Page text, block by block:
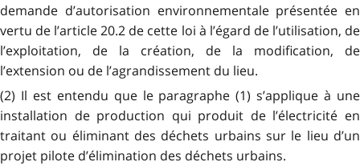
demande d’autorisation environnementale présentée en
vertu de l’article 20.2 de cette loi à l’égard de l’utilisation, de
l’exploitation, de la création, de la modification, de
l’extension ou de l’agrandissement du lieu.
(2) Il est entendu que le paragraphe (1) s’applique à une
installation de production qui produit de l’électricité en
traitant ou éliminant des déchets urbains sur le lieu d’un
projet pilote d’élimination des déchets urbains.